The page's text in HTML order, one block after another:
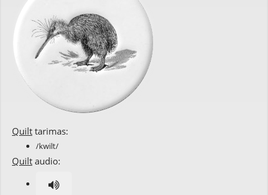
Quilt tarimas:
/kwilt/
Quilt audio: